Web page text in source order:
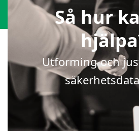
Så hur
Utforming och